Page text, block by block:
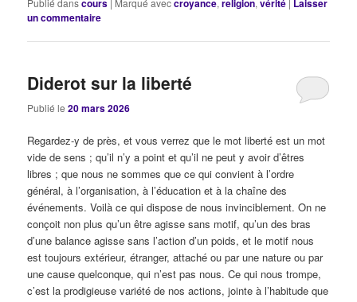
Publié danscours Marqué aveccroyance,religion,vérité
Laisser
un commentaire
Diderot sur la liberté
Publié le20 mars 2026
Regardez-y de près, et vous verrez que le mot liberté est un mot
vide de sens ; qu’il n’y a point et qu’il ne peut y avoir d’êtres
libres ; que nous ne sommes que ce qui convient à l’ordre
général, à l’organisation, à l’éducation et à la chaîne des
événements. Voilà ce qui dispose de nous invinciblement. On ne
conçoit non plus qu’un être agisse sans motif, qu’un des bras
d’une balance agisse sans l’action d’un poids, et le motif nous
est toujours extérieur, étranger, attaché ou par une nature ou par
une cause quelconque, qui n’est pas nous. Ce qui nous trompe,
c’est la prodigieuse variété de nos actions, jointe à l’habitude que